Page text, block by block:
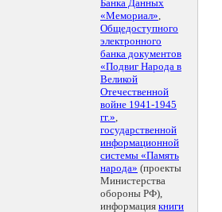
Банка Данных
«Мемориал»,
Общедоступного
электронного
банка документов
«Подвиг Народа в
Великой
Отечественной
войне 1941-1945
гг.»,
государственной
информационной
системы «Память
народа» (проекты
Министерства
обороны РФ),
информация книги